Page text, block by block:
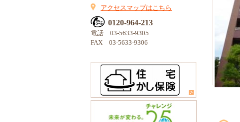
アクセスマップはこちら
0120-964-213
電話 03-5633-9305
FAX 03-5633-9306